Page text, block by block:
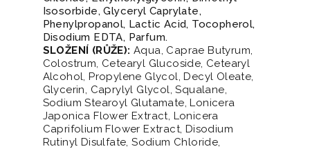
Isosorbide, Glyceryl Caprylate,
Phenylpropanol, Lactic Acid, Tocopherol,
Disodium EDTA, Parfum.
SLOŽENÍ (RŮŽE): Aqua, Caprae Butyrum,
Colostrum, Cetearyl Glucoside, Cetearyl
Alcohol, Propylene Glycol, Decyl Oleate,
Glycerin, Caprylyl Glycol, Squalane,
Sodium Stearoyl Glutamate, Lonicera
Japonica Flower Extract, Lonicera
Caprifolium Flower Extract, Disodium
Rutinyl Disulfate, Sodium Chloride,